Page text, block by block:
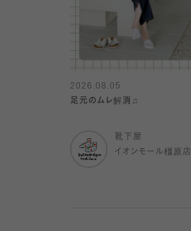
2026.08.05
足元のムレ解消♫
靴下屋
イオンモール橿原店